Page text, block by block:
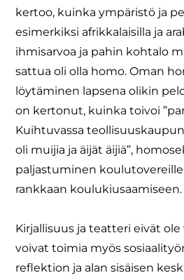
kertoo, kuinka ympäristö ja
esimerkiksi afrikkalaisilla ja
ihmisarvoa ja pahin kohtalo
sattua oli olla homo. Oman
löytäminen lapsena olikin
on kertonut, kuinka toivoi
Kuihtuvassa
oli muijia ja äijät äijiä”,
paljastuminen
rankkaan koulukiusaamiseen.
Kirjallisuus ja teatteri eivät
voivat toimia myös
reflektion ja alan sisäisen